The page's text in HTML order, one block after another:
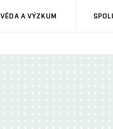
VĚDA A VÝZKUM